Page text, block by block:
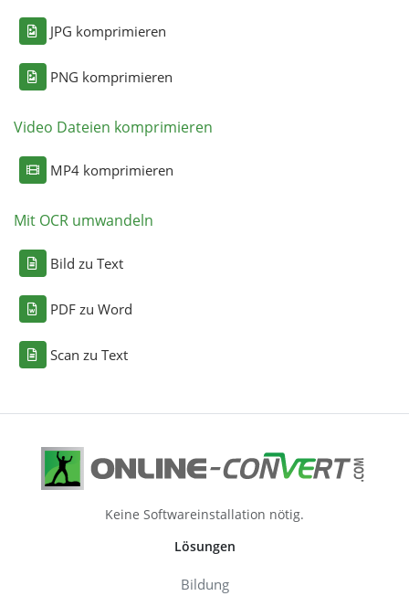
JPG komprimieren
PNG komprimieren
Video Dateien komprimieren
MP4 komprimieren
Mit OCR umwandeln
Bild zu Text
PDF zu Word
Scan zu Text
Keine Softwareinstallation nötig.
Lösungen
Bildung